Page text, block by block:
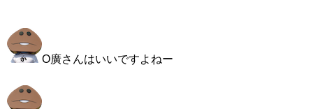
O廣さんはいいですよねー